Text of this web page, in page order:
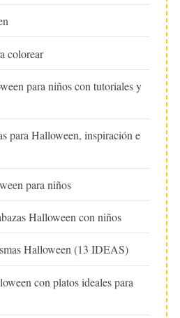
colorear
para niños con tutoriales y
para Halloween, inspiración e
para niños
Halloween con niños
Halloween (13 IDEAS)
con platos ideales para